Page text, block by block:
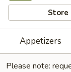
Store
Appetizers
Please note: